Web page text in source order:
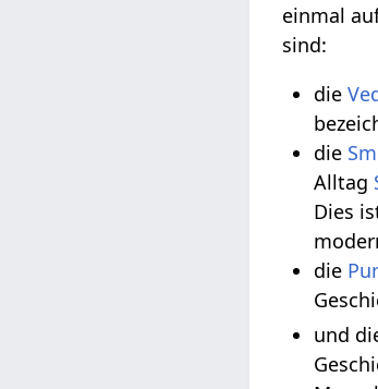
einmal
sind:
die
die
Alltag
Dies
die
und